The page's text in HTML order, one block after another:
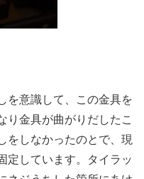
を意識して、この金具を
り金具が曲がりだしたこ
をしなかったのとで、現
定しています。タイラッ